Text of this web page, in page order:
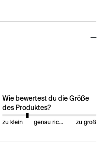
Wie bewertest du die Größe
des Produktes?
zu klein genau richtig zu groß